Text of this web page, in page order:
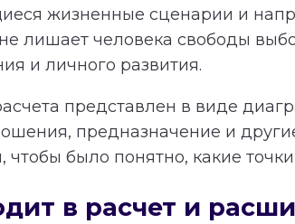
жизненные сценарии и
лишает человека свободы
и личного развития.
представлен в виде
предназначение и
было понятно, какие
в расчет и